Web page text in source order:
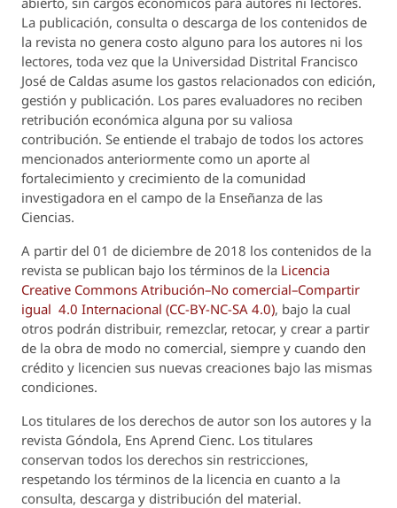
La publicación, consulta o descarga de los contenidos de
la revista no genera costo alguno para los autores ni los
lectores, toda vez que la Universidad Distrital Francisco
José de Caldas asume los gastos relacionados con edición,
gestión y publicación. Los pares evaluadores no reciben
retribución económica alguna por su valiosa
contribución. Se entiende el trabajo de todos los actores
mencionados anteriormente como un aporte al
fortalecimiento y crecimiento de la comunidad
investigadora en el campo de la Enseñanza de las
Ciencias.
A partir del 01 de diciembre de 2018 los contenidos de la
revista se publican bajo los términos de la Licencia
Creative Commons Atribución–No comercial–Compartir
igual 4.0 Internacional (CC-BY-NC-SA 4.0), bajo la cual
otros podrán distribuir, remezclar, retocar, y crear a partir
de la obra de modo no comercial, siempre y cuando den
crédito y licencien sus nuevas creaciones bajo las mismas
condiciones.
Los titulares de los derechos de autor son los autores y la
revista Góndola, Ens Aprend Cienc. Los titulares
conservan todos los derechos sin restricciones,
respetando los términos de la licencia en cuanto a la
consulta, descarga y distribución del material.